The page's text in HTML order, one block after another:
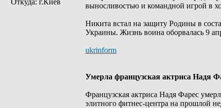
Откуда: г.Киев
выносливостью и командной игрой в
Никита встал на защиту Родины в
Украины. Жизнь воина оборвалась 9
ukrinform
Умерла французская актриса Надя
Французская актриса Надя Фарес
элитного фитнес-центра на прошлой